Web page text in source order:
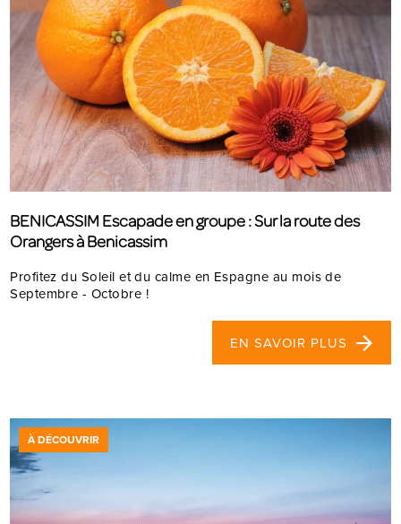
BENICASSIM Escapade en groupe : Sur la route des
Orangers à Benicassim
Profitez du Soleil et du calme en Espagne au mois de
Septembre - Octobre !
EN SAVOIR PLUS
À DÉCOUVRIR